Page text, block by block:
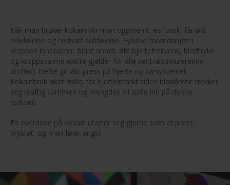
Når man bruker kokain blir man oppstemt, euforisk, får økt
selvfølelse og nedsatt sultfølelse. Fysiske forandringer i
kroppen innebærer, blant annet, økt hjertefrekvens, blodtrykk
og kroppsvarme (dette gjelder for alle sentralstimulerende
stoffer). Dette gir økt press på hjerte og karsystemet.
Kokainbruk øker risiko for hjerteinfarkt siden blodårene trekker
seg kraftig sammen og mengden vil spille inn på denne
risikoen.
En overdose på kokain utarter seg gjerne som et press i
brystet, og man føler angst.